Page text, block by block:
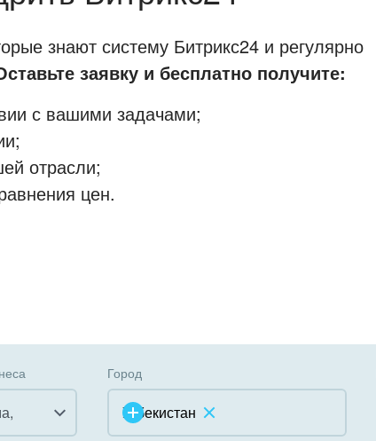
знают систему Битрикс24 и регулярно
заявку и бесплатно получите:
с вашими задачами;
отрасли;
цен.
Город
Узбекистан